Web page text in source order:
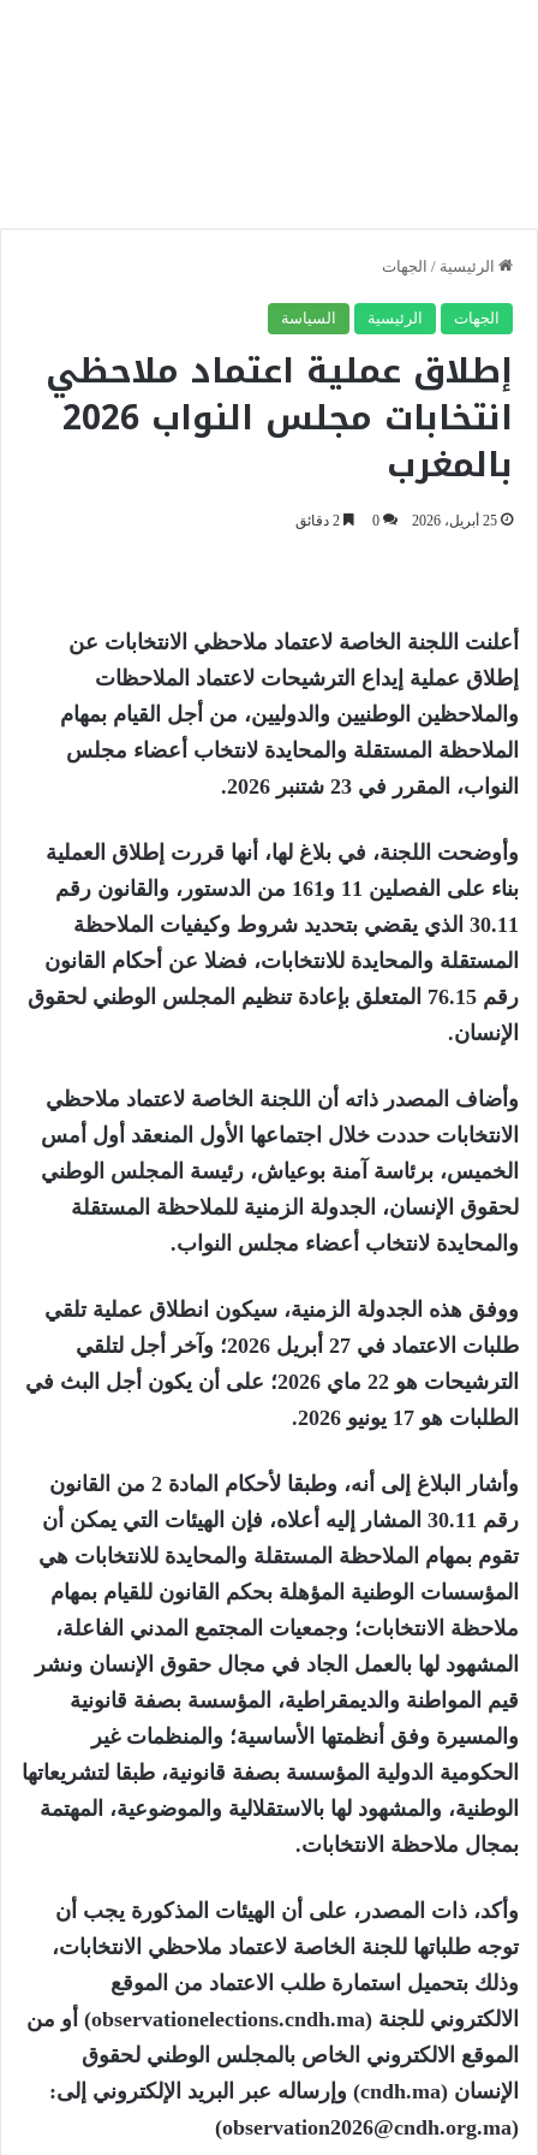
الرئيسية / الجهات
الجهات الرئيسية السياسة
إطلاق عملية اعتماد ملاحظي
انتخابات مجلس النواب 2026
بالمغرب
25 أبريل، 2026 0
أعلنت اللجنة الخاصة لاعتماد ملاحظي الانتخابات عن
إطلاق عملية إيداع الترشيحات لاعتماد الملاحظات
والملاحظين الوطنيين والدوليين، من أجل القيام بمهام
الملاحظة المستقلة والمحايدة لانتخاب أعضاء مجلس
النواب، المقرر في 23 شتنبر 2026.
وأوضحت اللجنة، في بلاغ لها، أنها قررت إطلاق العملية
بناء على الفصلين 11 و161 من الدستور، والقانون رقم
30.11 الذي يقضي بتحديد شروط وكيفيات الملاحظة
المستقلة والمحايدة للانتخابات، فضلا عن أحكام القانون
رقم 76.15 المتعلق بإعادة تنظيم المجلس الوطني لحقوق
الإنسان.
وأضاف المصدر ذاته أن اللجنة الخاصة لاعتماد ملاحظي
الانتخابات حددت خلال اجتماعها الأول المنعقد أول أمس
الخميس، برئاسة آمنة بوعياش، رئيسة المجلس الوطني
لحقوق الإنسان، الجدولة الزمنية للملاحظة المستقلة
والمحايدة لانتخاب أعضاء مجلس النواب.
ووفق هذه الجدولة الزمنية، سيكون انطلاق عملية تلقي
طلبات الاعتماد في 27 أبريل 2026؛ وآخر أجل لتلقي
الترشيحات هو 22 ماي 2026؛ على أن يكون أجل البث في
الطلبات هو 17 يونيو 2026.
وأشار البلاغ إلى أنه، وطبقا لأحكام المادة 2 من القانون
رقم 30.11 المشار إليه أعلاه، فإن الهيئات التي يمكن أن
تقوم بمهام الملاحظة المستقلة والمحايدة للانتخابات هي
المؤسسات الوطنية المؤهلة بحكم القانون للقيام بمهام
ملاحظة الانتخابات؛ وجمعيات المجتمع المدني الفاعلة،
المشهود لها بالعمل الجاد في مجال حقوق الإنسان ونشر
قيم المواطنة والديمقراطية، المؤسسة بصفة قانونية
والمسيرة وفق أنظمتها الأساسية؛ والمنظمات غير
الحكومية الدولية المؤسسة بصفة قانونية، طبقا لتشريعاتها
الوطنية، والمشهود لها بالاستقلالية والموضوعية، المهتمة
بمجال ملاحظة الانتخابات.
وأكد، ذات المصدر، على أن الهيئات المذكورة يجب أن
توجه طلباتها للجنة الخاصة لاعتماد ملاحظي الانتخابات،
وذلك بتحميل استمارة طلب الاعتماد من الموقع
الالكتروني للجنة (observationelections.cndh.ma) أو من
الموقع الالكتروني الخاص بالمجلس الوطني لحقوق
الإنسان (cndh.ma) وإرساله عبر البريد الإلكتروني إلى:
(
observation2026@cndh.org.ma
)